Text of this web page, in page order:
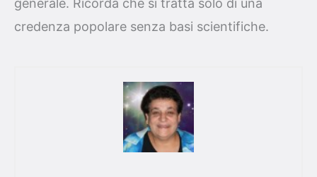
generale. Ricorda che si tratta solo di una
credenza popolare senza basi scientifiche.